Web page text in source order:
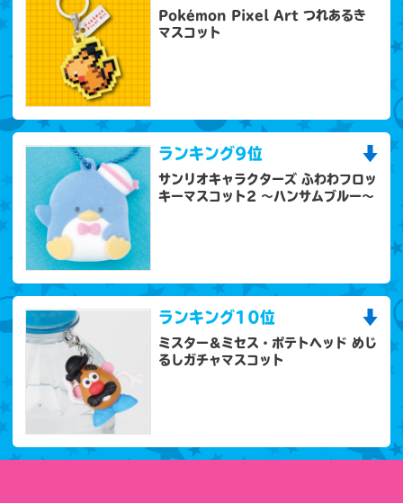
Pokémon Pixel Art つれあるき
マスコット
ランキング9位
サンリオキャラクターズ ふわわフロッ
キーマスコット2 ～ハンサムブルー～
ランキング10位
ミスター＆ミセス・ポテトヘッド めじ
るしガチャマスコット